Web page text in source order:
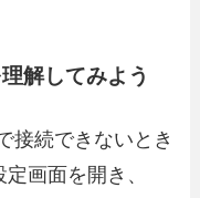
解してみよう
接続できないとき
画面を開き、